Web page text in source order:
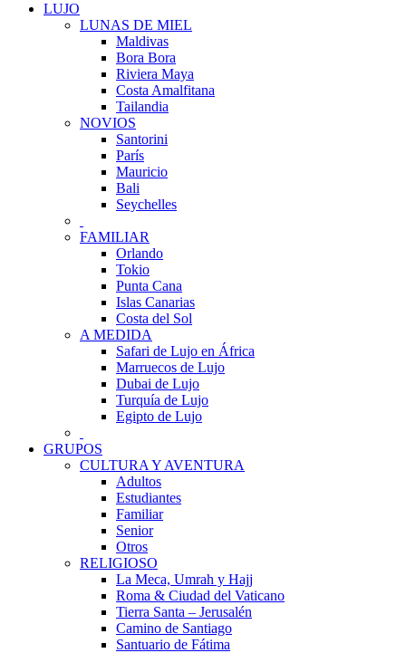
LUJO
LUNAS DE MIEL
Maldivas
Bora Bora
Riviera Maya
Costa Amalfitana
Tailandia
NOVIOS
Santorini
París
Mauricio
Bali
Seychelles
FAMILIAR
Orlando
Tokio
Punta Cana
Islas Canarias
Costa del Sol
A MEDIDA
Safari de Lujo en África
Marruecos de Lujo
Dubai de Lujo
Turquía de Lujo
Egipto de Lujo
GRUPOS
CULTURA Y AVENTURA
Adultos
Estudiantes
Familiar
Senior
Otros
RELIGIOSO
La Meca, Umrah y Hajj
Roma & Ciudad del Vaticano
Tierra Santa – Jerusalén
Camino de Santiago
Santuario de Fátima